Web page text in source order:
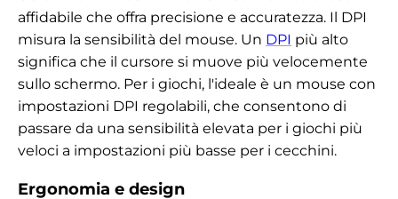
affidabile che offra precisione e accuratezza. Il DPI
misura la sensibilità del mouse. Un DPI più alto
significa che il cursore si muove più velocemente
sullo schermo. Per i giochi, l'ideale è un mouse con
impostazioni DPI regolabili, che consentono di
passare da una sensibilità elevata per i giochi più
veloci a impostazioni più basse per i cecchini.
Ergonomia e design